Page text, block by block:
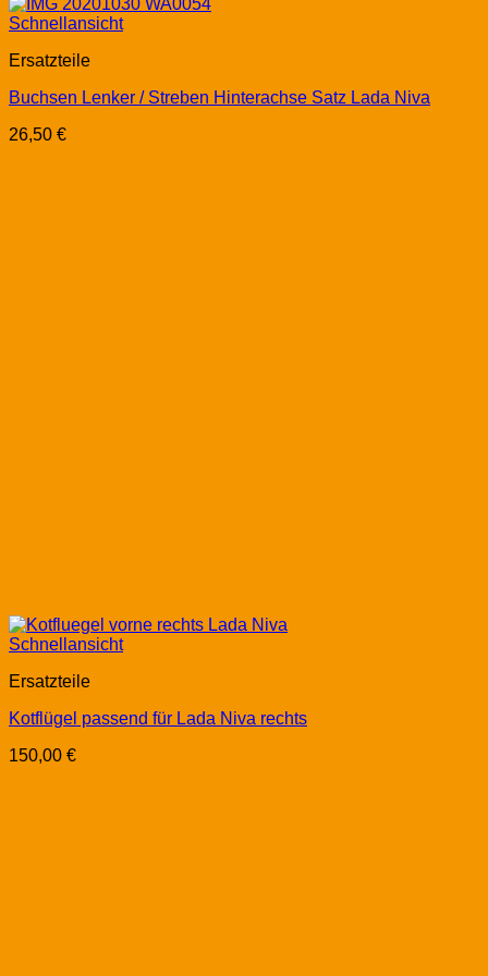
Schnellansicht
Ersatzteile
Buchsen Lenker / Streben Hinterachse Satz Lada Niva
26,50 €
Schnellansicht
Ersatzteile
Kotflügel passend für Lada Niva rechts
150,00 €